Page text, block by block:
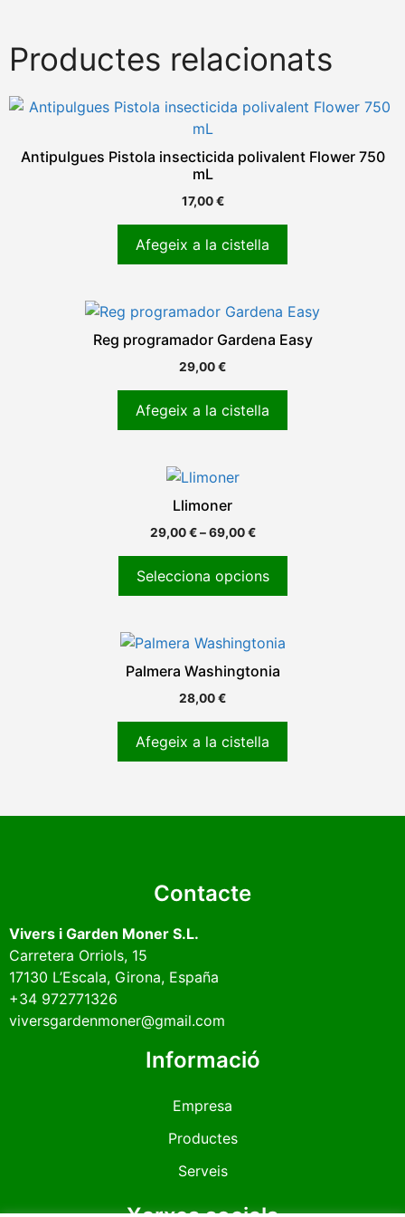
Productes relacionats
Antipulgues Pistola insecticida polivalent Flower 750
mL
17,00€
Afegeix a la cistella
Reg programador Gardena Easy
29,00€
Afegeix a la cistella
Llimoner
29,00€ – 69,00€
Selecciona opcions
Palmera Washingtonia
28,00€
Afegeix a la cistella
Contacte
Vivers i Garden Moner S.L.
Carretera Orriols, 15
17130 L’Escala, Girona, España
+34 972771326
viversgardenmoner@gmail.com
Informació
Empresa
Productes
Serveis